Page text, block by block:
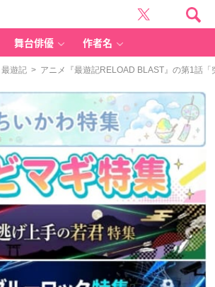
舞台俳優 作者名
最遊記 > アニメ『最遊記RELOAD BLAST』の第1話